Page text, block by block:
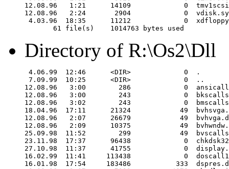
12.08.96   1:21      14109             0
12.08.96   2:24       2904             0
4.03.96  18:35      11212             0
Directory of R:\Os2\Dll
4.06.99  12:46      <DIR>             0  .
7.09.99  10:25      <DIR>             0  ..
12.08.96   3:00        286             0
12.08.96   3:00        243             0
12.08.96   3:02        243             0
18.04.96  17:11      21324            49
12.08.96   2:07      26679            49
12.08.96   2:09      10375            49
25.09.98  11:52        299            49
23.11.98  17:37      96438             0
27.10.98  11:37      41755             0
16.02.99  11:41     113438             0
16.01.98  17:54     183486           333